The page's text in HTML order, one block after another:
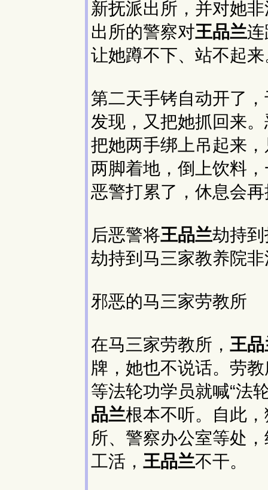
新抚派出所，并对她
出所的警察对王品兰
让她蹲不下、站不起
第二天手铐自动开了
发现，又把她抓回来
把她两手绑上吊起来
两脚着地，倒上饮料
恶警打累了，休息会
后恶警将王品兰劫持
劫持到马三家教养院
邪恶的马三家劳教所
在马三家劳教所， 王
牌，她也不说话。劳
等法轮功学员就喊“法
品兰根本不听。自此
所、警察办公室等处
工活， 王品兰不干。